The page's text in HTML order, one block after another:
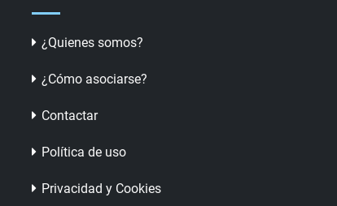
¿Quienes somos?
¿Cómo asociarse?
Contactar
Política de uso
Privacidad y Cookies